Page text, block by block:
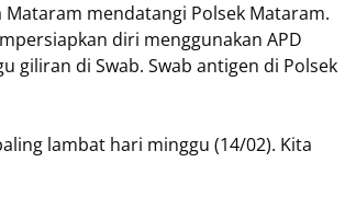
Mataram mendatangi Polsek Mataram.
diri menggunakan APD
giliran di Swab. Swab antigen di Polsek
lambat hari minggu (14/02). Kita